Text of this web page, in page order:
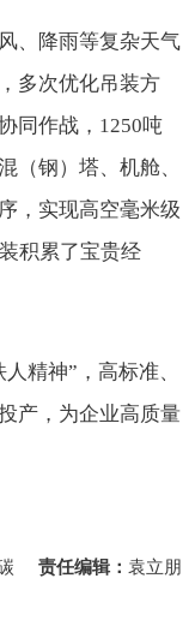
、降雨等复杂天气
多次优化吊装方
同作战，1250吨
（钢）塔、机舱、
，实现高空毫米级
积累了宝贵经
精神”，高标准、
产，为企业高质量
责任编辑： 袁立朋